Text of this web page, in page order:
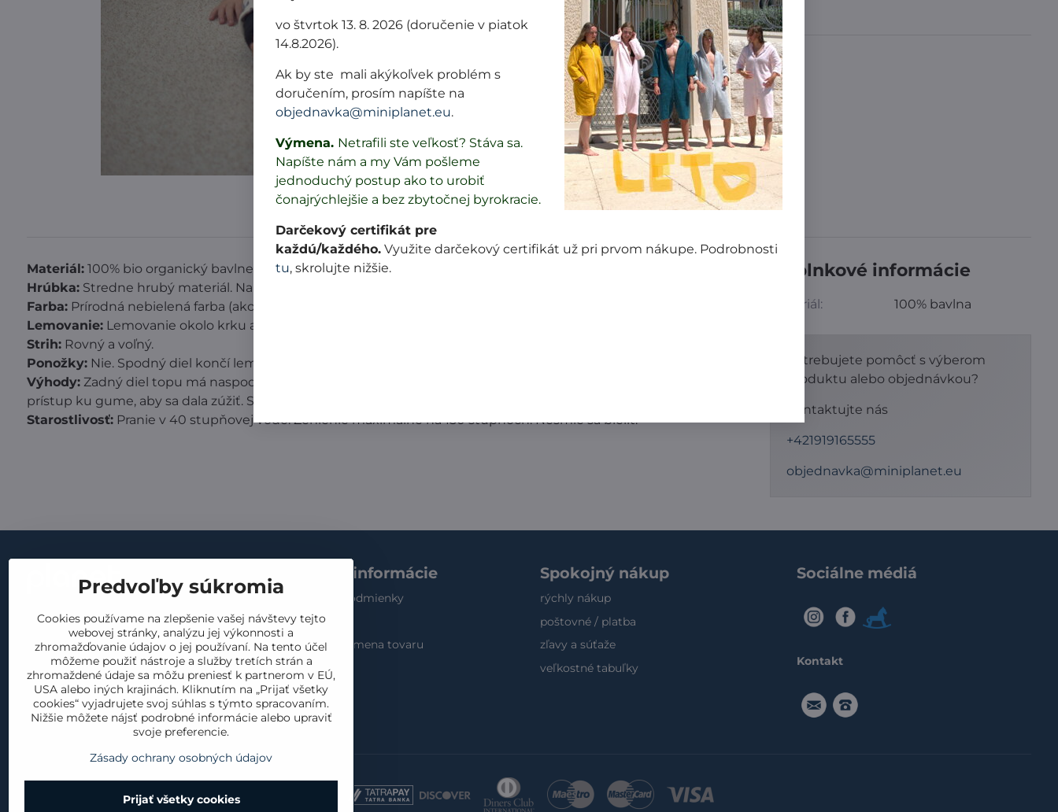
Výrobca:MiniPlanet
Nákup za:
60,99 € doručíme za 3,99 €
61 € doručíme za 1,99 €
101 € a viac doručíme zadarmo
Diskusia
Materiál:100% bio organický bavlnený úplet vyrobený v Čechách podľa EU legislatívy a dodržaní noriem kvality.
Hrúbka:Stredne hrubý materiál. Na pocit ako pletenina.
Farba:Prírodná nebielená farba (ako jemný piesok). Potlač: čierno modré vrtuľníky, autá, parníky, žeriavy a oblaky.
Lemovanie:Lemovanie okolo krku a na rukávoch je čiernej. Je to úplet v zložení 97% bavlna/3% elastan.
Strih:Rovný a voľný.
Ponožky:Nie. Spodný diel končí lemom ako na teplákoch.
Výhody:Zadný diel topu má naspodku tvar oblúka, aby bol čo najdlhší a zakrýval chrbát. Spodný diel má v páse
prístup ku gume, aby sa dala zúžiť. Sed je hlbší a pohodlný.
Starostlivosť:Pranie v 40 stupňovej vode. Žehlenie maximálne na 150 stupňoch. Nesmie sa bieliť.
Doplnkové informácie
Materiál: 100% bavlna
Potrebujete pomôcť s výberom
produktu alebo objednávkou?
Kontaktujte nás
+421919165555
objednavka@miniplanet.eu
kontakt
náš príbeh
materiály
produkty
blog
Dôležité informácie
obchodné podmienky
GDPR
vrátenie a výmena tovaru
reklamácia
cookies
Spokojný nákup
rýchly nákup
poštovné / platba
zľavy a súťaže
veľkostné tabuľky
Sociálne médiá
IG FB
Modry
Kontakt
objednavka@miniplanet.eu
091916
Predvoľby súkromia
Cookies používame na zlepšenie vašej návštevy tejto
webovej stránky, analýzu jej výkonnosti a
zhromažďovanie údajov o jej používaní. Na tento účel
môžeme použiť nástroje a služby tretích strán a
zhromaždené údaje sa môžu preniesť k partnerom v EÚ,
USA alebo iných krajinách. Kliknutím na „Prijať všetky
cookies“ vyjadrujete svoj súhlas s týmto spracovaním.
Nižšie môžete nájsť podrobné informácie alebo upraviť
svoje preferencie.
Zásady ochrany osobných údajov
Prijať všetky cookies
vo štvrtok 13. 8. 2026 (doručenie v piatok
14.8.2026).
Ak by ste mali akýkoľvek problém s
doručením, prosím napíšte na
objednavka@miniplanet.eu.
Výmena. Netrafili ste veľkosť? Stáva sa.
Napíšte nám a my Vám pošleme
jednoduchý postup ako to urobiť
čonajrýchlejšie a bez zbytočnej byrokracie.
Darčekový certifikát pre
každú/každého. Využite darčekový certifikát už pri prvom nákupe. Podrobnosti
tu, skrolujte nižšie.